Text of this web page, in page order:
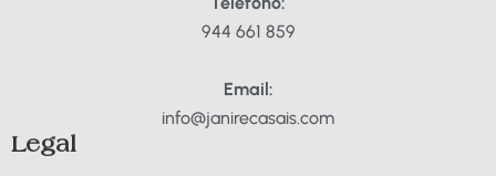
944 661 859
Email:
info@janirecasais.com
Legal